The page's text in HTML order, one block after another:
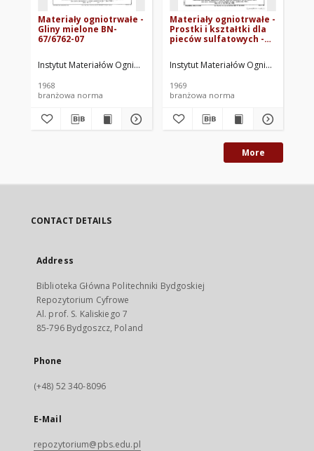
Materiały ogniotrwałe -
Gliny mielone BN-
67/6762-07
Instytut Materiałów Ogniotrwałych. Oprac.
1968
branżowa norma
Materiały ogniotrwałe -
Prostki i kształtki dla
pieców sulfatowych -
Instytut Materiałów Ogniotrwałych.
1969
branżowa norma
More
CONTACT DETAILS
Address
Biblioteka Główna Politechniki Bydgoskiej
Repozytorium Cyfrowe
Al. prof. S. Kaliskiego 7
85-796 Bydgoszcz, Poland
Phone
(+48) 52 340-8096
E-Mail
repozytorium@pbs.edu.pl